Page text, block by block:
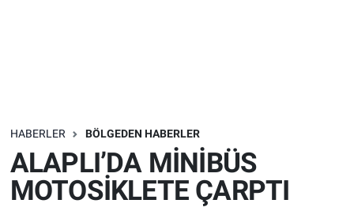
HABERLER BÖLGEDEN HABERLER
ALAPLI’DA MİNİBÜS
MOTOSİKLETE ÇARPTI